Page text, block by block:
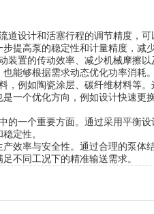
设计和活塞行程的调节精度，可
提高泵的稳定性和计量精度，减少
置的传动效率、减少机械摩擦以
能够根据需求动态优化功率消耗。
例如陶瓷涂层、碳纤维材料等。
一个优化方向，例如设计快速更换
一个重要方面。通过采用平衡设
定性。
效率与安全性。通过合理的泵体
不同工况下的精准输送需求。